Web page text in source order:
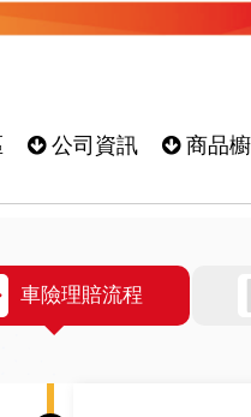
公司資訊 商品
車險理賠流程